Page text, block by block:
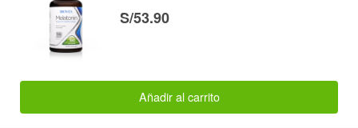
S/53.90
Añadir al carrito